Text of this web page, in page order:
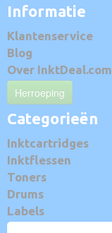
Informatie
Klantenservice
Blog
Over InktDeal.com
Herroeping
Categorieën
Inktcartridges
Inktflessen
Toners
Drums
Labels